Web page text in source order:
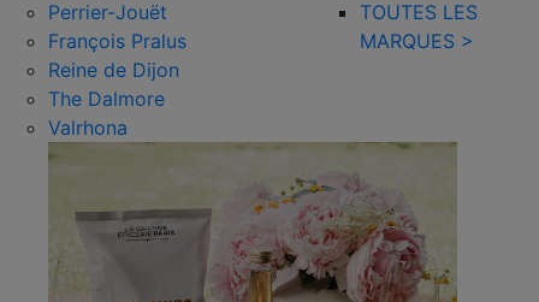
Perrier-Jouët
François Pralus
Reine de Dijon
The Dalmore
Valrhona
TOUTES LES
MARQUES >